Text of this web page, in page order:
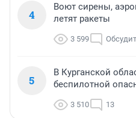
4
Воют сирены,
летят ракеты
3 599
5
В Курганской
беспилотной
3 510 13